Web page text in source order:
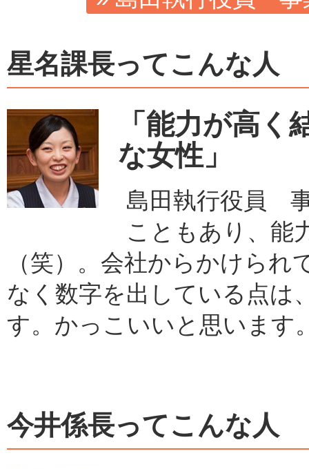
星名課長ってこんな人
「能力が高
な女性」
島田執行役員
こともあり、能
（笑）。会社からかけら
なく数字を出している点は
す。かっこいいと思います
今井係長ってこんな人